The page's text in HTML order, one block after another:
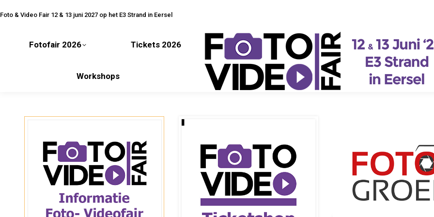
Foto & Video Fair 12 & 13 juni 2027 op het E3 Strand in Eersel
Fotofair 2026 Tickets 2026
Workshops
Fotofair 2026 Tickets 2026
Workshops